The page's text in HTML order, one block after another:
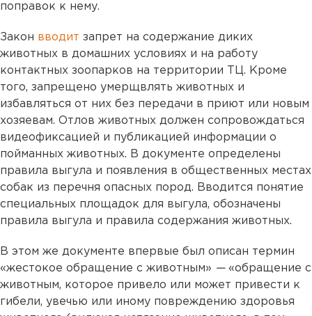
поправок к нему.
Закон вводит запрет на содержание диких
животных в домашних условиях и на работу
контактных зоопарков на территории ТЦ. Кроме
того, запрещено умерщвлять животных и
избавляться от них без передачи в приют или новым
хозяевам. Отлов животных должен сопровождаться
видеофиксацией и публикацией информации о
пойманных животных. В документе определены
правила выгула и появления в общественных местах
собак из перечня опасных пород. Вводится понятие
специальных площадок для выгула, обозначены
правила выгула и правила содержания животных.
В этом же документе впервые был описан термин
«жестокое обращение с животным» —«обращение с
животным, которое привело или может привести к
гибели, увечью или иному повреждению здоровья